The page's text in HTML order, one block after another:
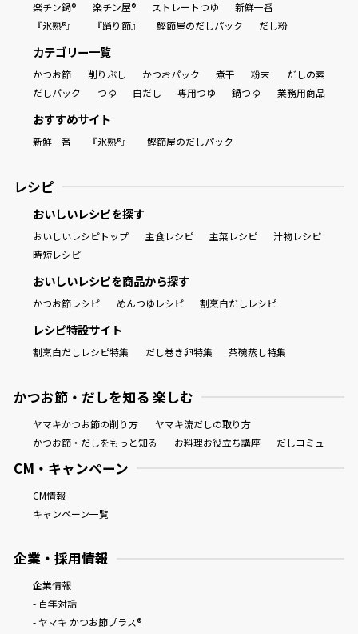
楽チン屋® ストレートつゆ
楽チン鍋®
楽チン屋® ストレートつゆ
新鮮一番
『氷熟®』
『踊り節』 鰹節屋のだしパック だし粉
カテゴリー一覧
かつお節 削りぶし かつおパック 煮干 粉末
だしの素
だしパック
つゆ 白だし 専用つゆ 鍋つゆ 業務用商品
おすすめサイト
新鮮一番 『氷熟®』 鰹節屋のだしパック
レシピ
おいしいレシピを探す
おいしいレシピトップ 主食レシピ 主菜レシピ
汁物レシピ
時短レシピ
おいしいレシピを商品から探す
かつお節レシピ めんつゆレシピ 割烹白だしレシピ
レシピ特設サイト
割烹白だしレシピ特集 だし巻き卵特集 茶碗蒸し特集
かつお節・だしを知る 楽しむ
ヤマキかつお節の削り方
ヤマキ流だしの取り方
かつお節・だしをもっと知る
お料理お役立ち講座 だしコミュ
CM・キャンペーン
CM情報
キャンペーン一覧
企業・採用情報
企業情報
- 百年対話
- ヤマキ かつお節プラス®